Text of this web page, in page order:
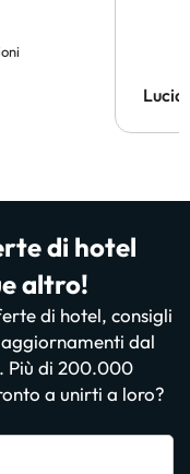
Lucia
di hotel
altro!
di hotel, consigli
dal
Più di 200.000
a unirti a loro?